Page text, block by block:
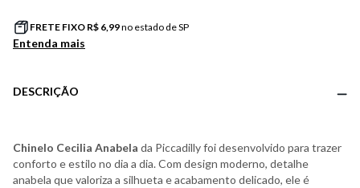
FRETE FIXO R$ 6,99no estado de SP
Entenda mais
DESCRIÇÃO
Chinelo Cecilia Anabela da Piccadilly foi desenvolvido para trazer
conforto e estilo no dia a dia. Com design moderno, detalhe
anabela que valoriza a silhueta e acabamento delicado, ele é